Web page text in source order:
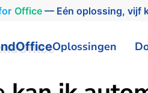
Office— Eén oplossing, vijf
Oplossingen